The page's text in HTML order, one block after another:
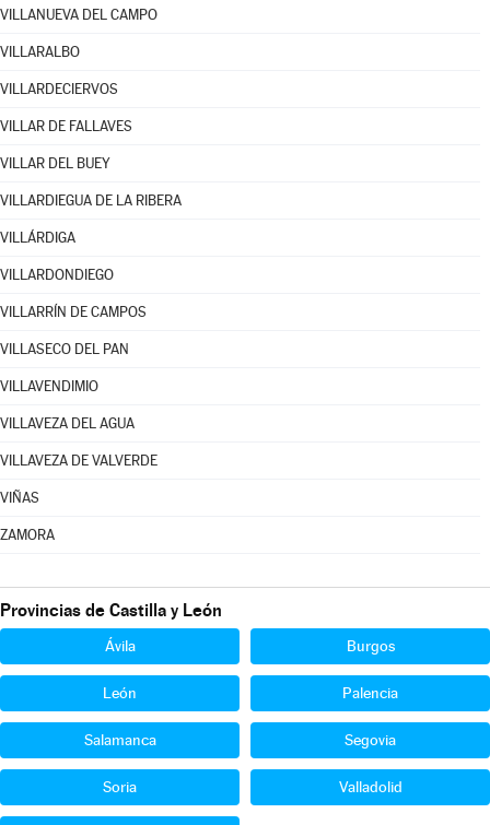
VILLANUEVA DEL CAMPO
VILLARALBO
VILLARDECIERVOS
VILLAR DE FALLAVES
VILLAR DEL BUEY
VILLARDIEGUA DE LA RIBERA
VILLÁRDIGA
VILLARDONDIEGO
VILLARRÍN DE CAMPOS
VILLASECO DEL PAN
VILLAVENDIMIO
VILLAVEZA DEL AGUA
VILLAVEZA DE VALVERDE
VIÑAS
ZAMORA
Provincias de Castilla y León
Ávila Burgos
León Palencia
Salamanca Segovia
Soria Valladolid